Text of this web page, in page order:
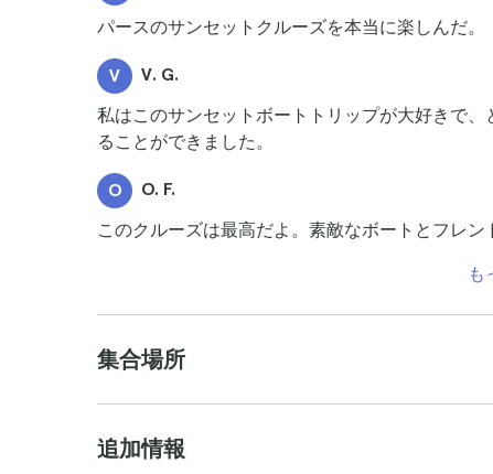
パースのサンセットクルーズを本当に楽しんだ。
V V. G.
私はこのサンセットボートトリップが大好きで
ることができました。
O O. F.
このクルーズは最高だよ。素敵なボートとフレン
も
集合場所
追加情報